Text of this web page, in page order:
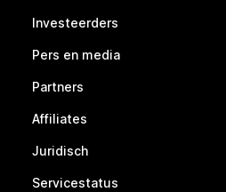
Investeerders
Pers en media
Partners
Affiliates
Juridisch
Servicestatus